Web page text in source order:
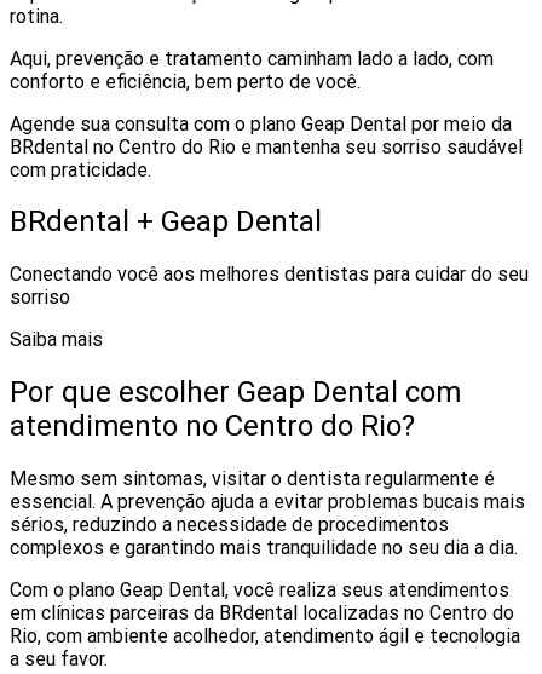
rotina.
Aqui, prevenção e tratamento caminham lado a lado, com
conforto e eficiência, bem perto de você.
Agende sua consulta com o plano Geap Dental por meio da
BRdental no Centro do Rio e mantenha seu sorriso saudável
com praticidade.
BRdental + Geap Dental
Conectando você aos melhores dentistas para cuidar do seu
sorriso
Saiba mais
Por que escolher Geap Dental com
atendimento no Centro do Rio?
Mesmo sem sintomas, visitar o dentista regularmente é
essencial. A prevenção ajuda a evitar problemas bucais mais
sérios, reduzindo a necessidade de procedimentos
complexos e garantindo mais tranquilidade no seu dia a dia.
Com o plano Geap Dental, você realiza seus atendimentos
em clínicas parceiras da BRdental localizadas no Centro do
Rio, com ambiente acolhedor, atendimento ágil e tecnologia
a seu favor.